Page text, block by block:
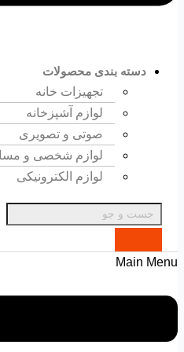
دسته بندی محصولات
تجهیزات خانه
لوازم آشپزخانه
صوتی و تصویری
لوازم شخصی و
لوازم الکترونیکی
Main Menu